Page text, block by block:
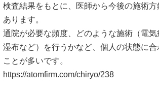
検査結果をもとに、医師から今後の施術
あります。
通院が必要な頻度、どのような施術（電気
湿布など）を行うかなど、個人の状態に
ことが多いです。
https://atomfirm.com/chiryo/238